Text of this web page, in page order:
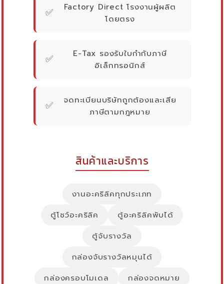
✅
Factory Direct โรงงานผู้ผลิต
โดยตรง
✅
E-Tax รองรับใบกำกับภาษี
อิเล็กทรอนิกส์
✅
จดทะเบียนบริษัทถูกต้องและเสีย
ภาษีตามกฎหมาย
สินค้าและบริการ
งานอะคริลิคทุกประเภท
ตู้โชว์อะคริลิค
ตู้อะคริลิคพับได้
ตู้จับรางวัล
กล่องจับรางวัลหมุนได้
กล่องครอบโมเดล
กล่องจดหมาย